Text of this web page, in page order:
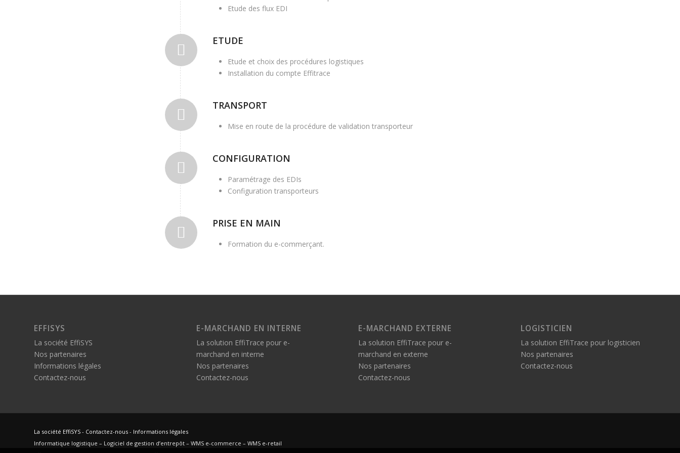
Etude des flux EDI
ETUDE
Etude et choix des procédures logistiques
Installation du compte Effitrace
TRANSPORT
Mise en route de la procédure de validation transporteur
CONFIGURATION
Paramétrage des EDIs
Configuration transporteurs
PRISE EN MAIN
Formation du e-commerçant.
EFFISYS
La société EffiSYS
Nos partenaires
Informations légales
Contactez-nous
E-MARCHAND EN INTERNE
La solution EffiTrace pour e-
marchand en interne
Nos partenaires
Contactez-nous
E-MARCHAND EXTERNE
La solution EffiTrace pour e-
marchand en externe
Nos partenaires
Contactez-nous
LOGISTICIEN
La solution EffiTrace pour logisticien
Nos partenaires
Contactez-nous
La société EffiSYS - Contactez-nous - Informations légales
Informatique logistique – Logiciel de gestion d’entrepôt – WMS e-commerce – WMS e-retail